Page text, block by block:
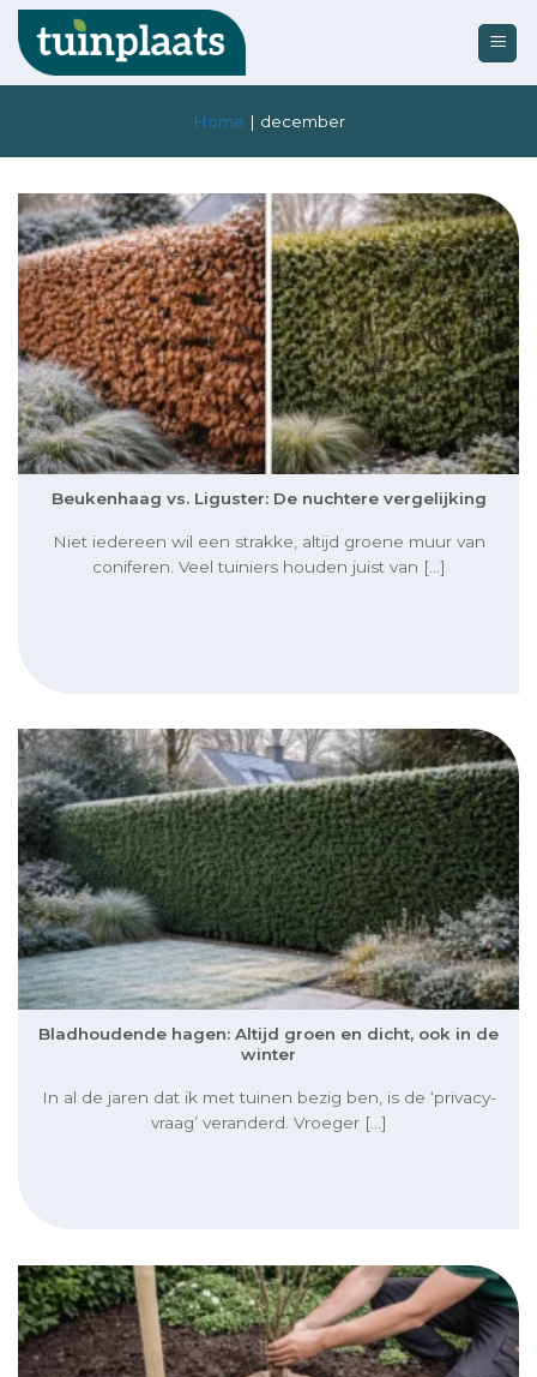
Ga
naar
inhoud
Home | december
Beukenhaag vs. Liguster: De nuchtere vergelijking
Niet iedereen wil een strakke, altijd groene muur van
coniferen. Veel tuiniers houden juist van [...]
Bladhoudende hagen: Altijd groen en dicht, ook in de
winter
In al de jaren dat ik met tuinen bezig ben, is de ‘privacy-
vraag’ veranderd. Vroeger [...]